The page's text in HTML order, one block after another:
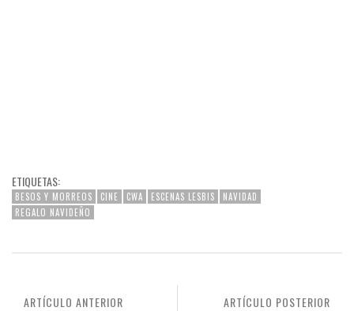
ETIQUETAS:
BESOS Y MORREOS CINE CWA ESCENAS LESBIS
NAVIDAD
REGALO NAVIDEÑO
ARTÍCULO POSTERIOR
ARTÍCULO ANTERIOR